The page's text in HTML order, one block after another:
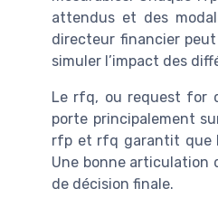
attendus et des
directeur financier peut
simuler l’impact des
Le rfq, ou request for
porte principalement
rfp et rfq garantit que
Une bonne articulation
de décision finale.